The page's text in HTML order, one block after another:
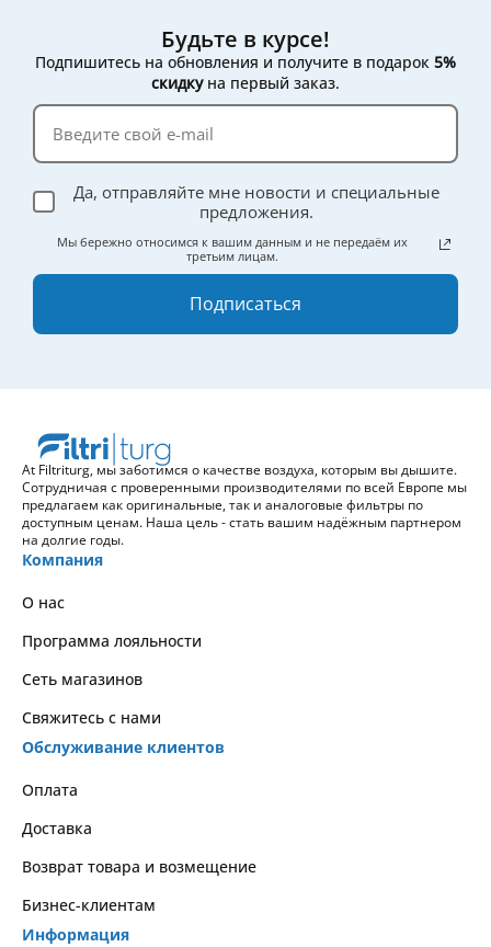
Будьте в курсе!
Подпишитесь на обновления и получите в подарок 5%
скидкуна первый заказ.
Да, отправляйте мне новости и специальные
предложения.
Мы бережно относимся к вашим данным и не передаём их
третьим лицам.
Подписаться
At Filtriturg, мы заботимся о качестве воздуха, которым вы дышите.
Сотрудничая с проверенными производителями по всей Европе мы
предлагаем как оригинальные, так и аналоговые фильтры по
доступным ценам. Наша цель - стать вашим надёжным партнером
на долгие годы.
Компания
О нас
Программа лояльности
Сеть магазинов
Свяжитесь с нами
Обслуживание клиентов
Оплата
Доставка
Возврат товара и возмещение
Бизнес-клиентам
Информация